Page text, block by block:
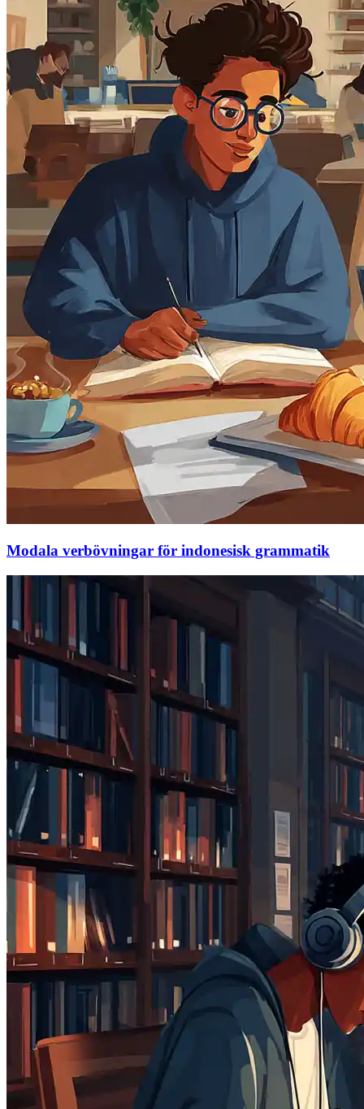
Modala verbövningar för indonesisk grammatik